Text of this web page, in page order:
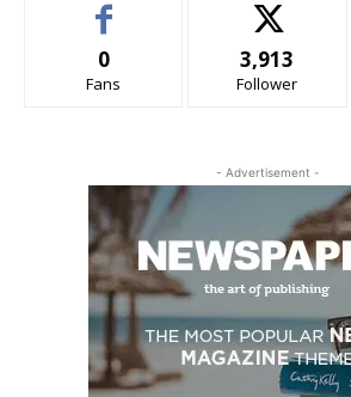
0
Fans
3,913
Follower
- Advertisement -